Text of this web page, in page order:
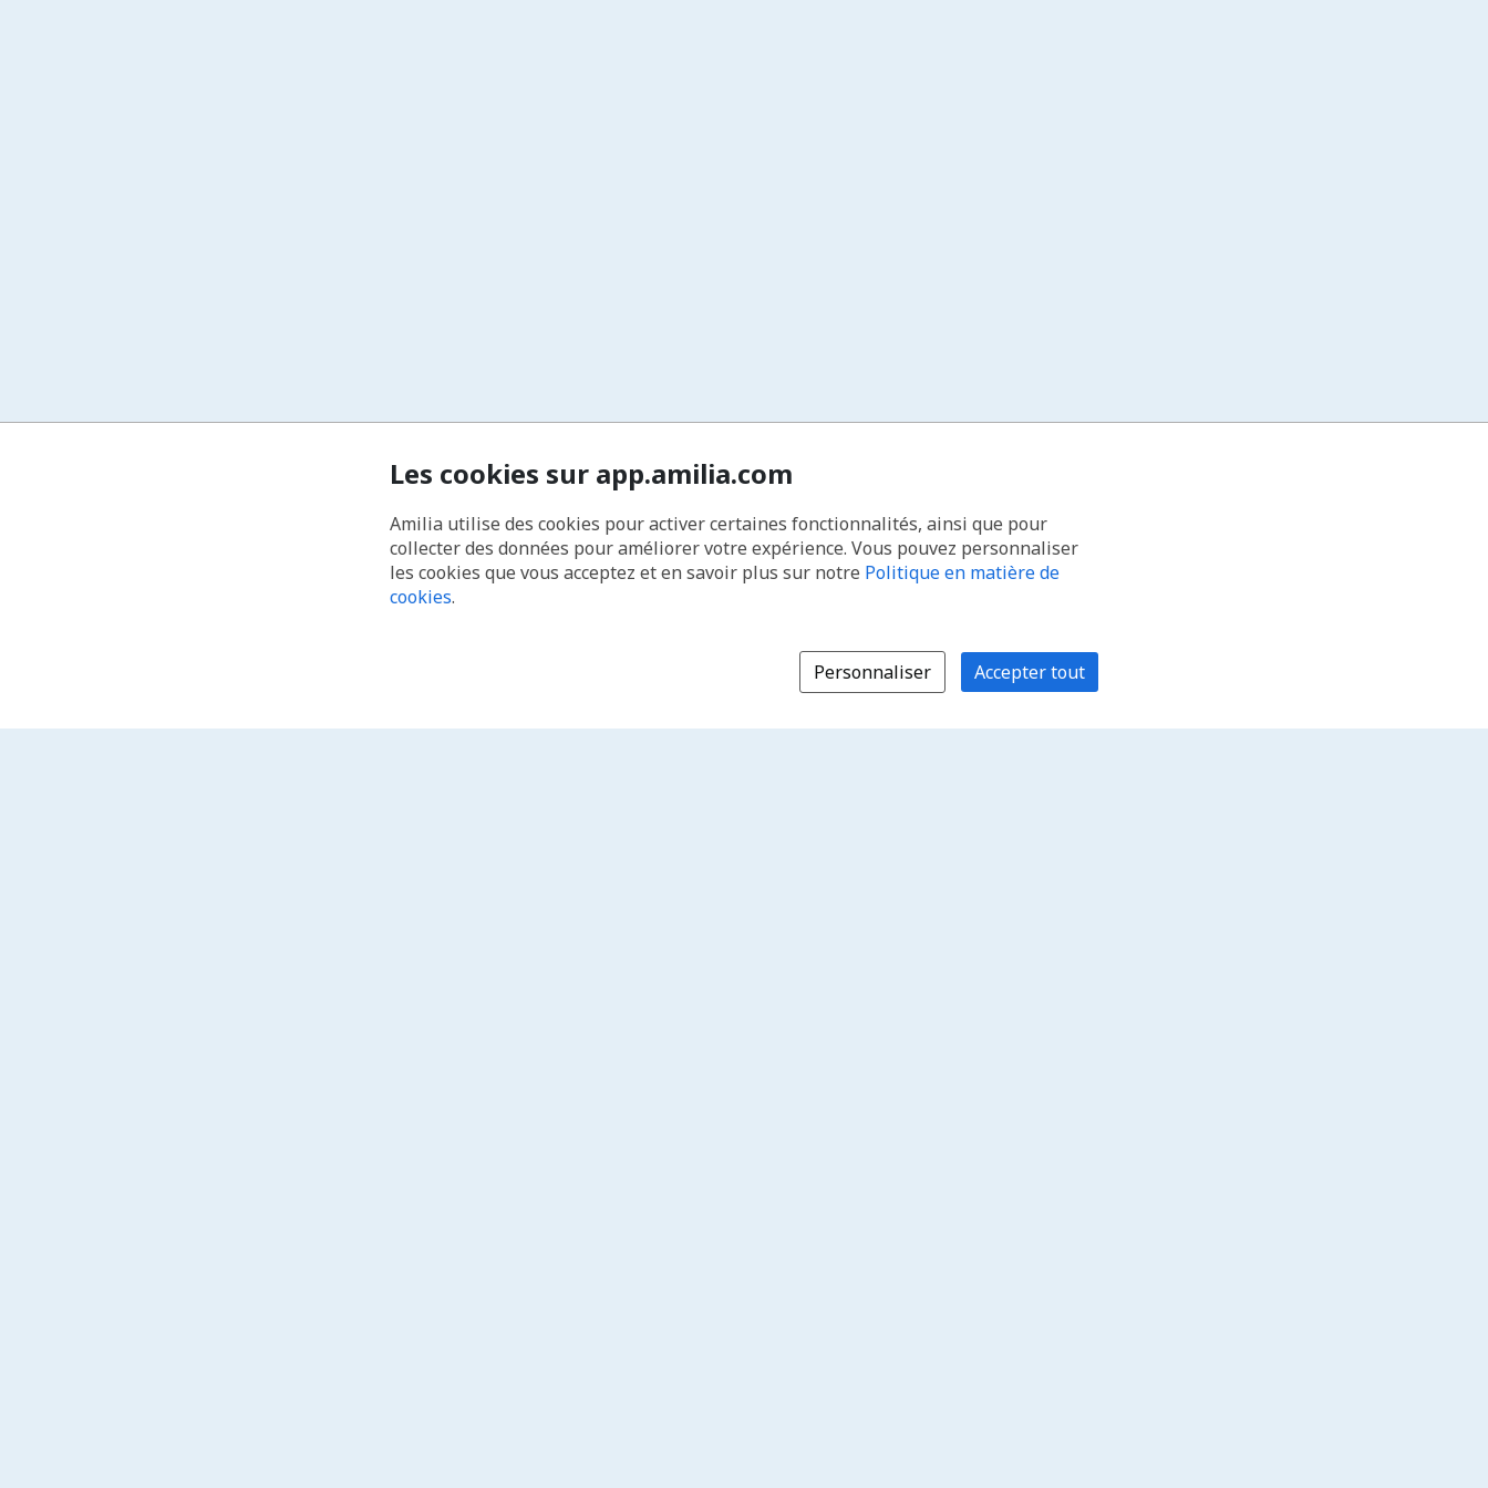
Les cookies sur app.amilia.com
Amilia utilise des cookies pour activer certaines fonctionnalités, ainsi que pour
collecter des données pour améliorer votre expérience. Vous pouvez personnaliser
les cookies que vous acceptez et en savoir plus sur notre Politique en matière de
cookies.
Personnaliser Accepter tout